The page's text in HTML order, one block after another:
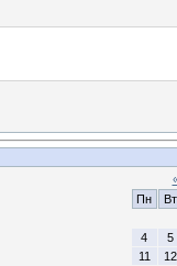
Пн
Вт
4
5
11
12